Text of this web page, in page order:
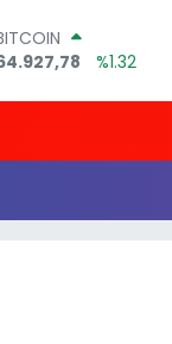
%1.32
%0.18